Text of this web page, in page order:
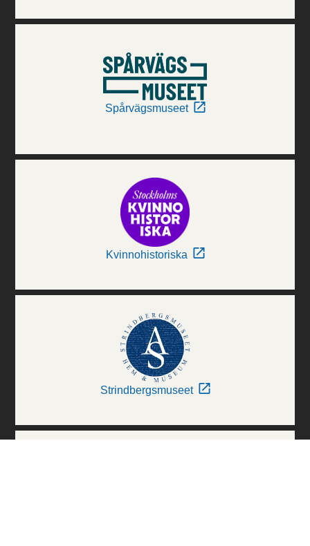
Spårvägsmuseet
Kvinnohistoriska
Strindbergsmuseet